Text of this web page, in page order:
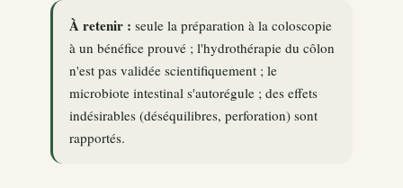
À retenir : seule la préparation à la coloscopie
à un bénéfice prouvé ; l'hydrothérapie du côlon
n'est pas validée scientifiquement ; le
microbiote intestinal s'autorégule ; des effets
indésirables (déséquilibres, perforation) sont
rapportés.